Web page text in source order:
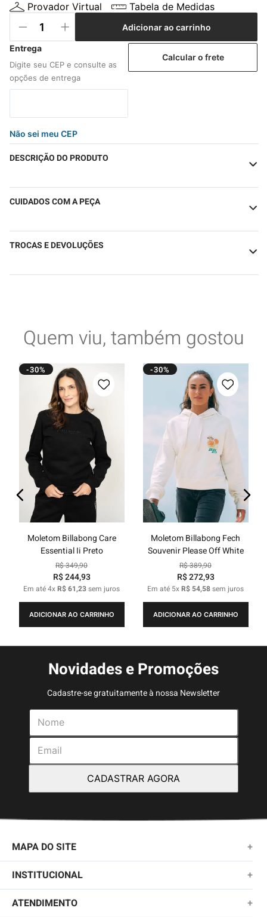
Provador Virtual Tabela de Medidas
Adicionar ao carrinho
Não sei meu CEP
Calcular o frete
DESCRIÇÃO DO PRODUTO
CUIDADOS COM A PEÇA
TROCAS E DEVOLUÇÕES
Quem viu, também gostou
-30%
Moletom Billabong Care
Essential Ii Preto
R$349,90
R$244,93
Em até4xR$61,23sem juros
ADICIONAR AO CARRINHO
-30%
Moletom Billabong Fech
Souvenir Please Off White
R$389,90
R$272,93
Em até 5xR$ 54,58sem juros
ADICIONAR AO CARRINHO
Novidades e Promoções
Cadastre-se gratuitamente à nossa Newsletter
CADASTRAR AGORA
MAPA DO SITE +
NOVIDADES
MASCULINO
INSTITUCIONAL +
SOBRE NÓS
ATENDIMENTO +